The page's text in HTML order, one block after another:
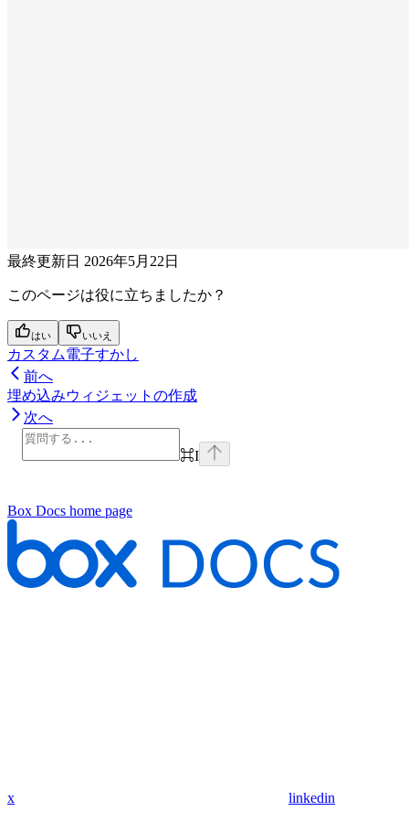
最終更新日 2026年5月22日
このページは役に立ちましたか？
はい いいえ
カスタム電子すかし
前へ
埋め込みウィジェットの作成
次へ
⌘I
Box Docs home page
x linkedin